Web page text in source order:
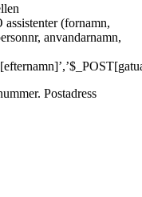
(fornamn,
anvandarnamn,
Postadress